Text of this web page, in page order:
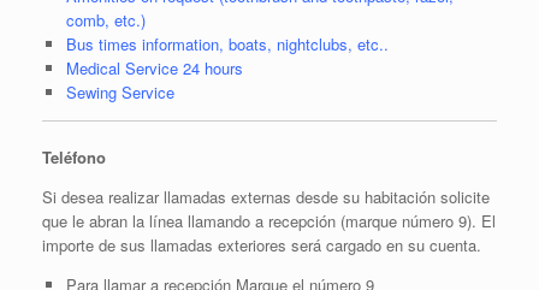
comb, etc.)
Bus times information, boats, nightclubs, etc..
Medical Service 24 hours
Sewing Service
Teléfono
Si desea realizar llamadas externas desde su habitación solicite
que le abran la línea llamando a recepción (marque número 9). El
importe de sus llamadas exteriores será cargado en su cuenta.
Para llamar a recepción Marque el número 9